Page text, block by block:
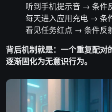
听到手机提示音 → 条件
每天进入应用充电 → 条
看见任务红点 → 条件反
背后机制就是：一个重复配
逐渐固化为无意识行为。